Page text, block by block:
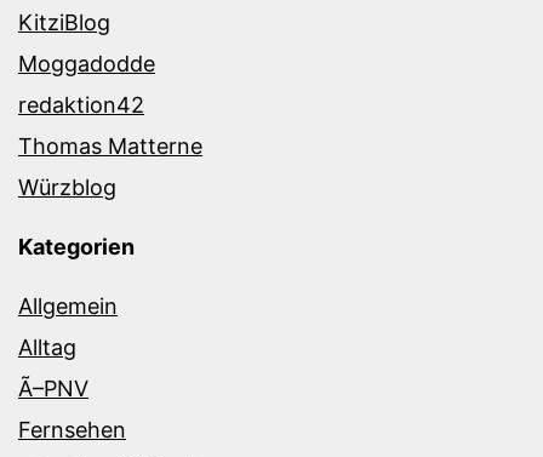
KitziBlog
Moggadodde
redaktion42
Thomas Matterne
Würzblog
Kategorien
Allgemein
Alltag
Ã–PNV
Fernsehen